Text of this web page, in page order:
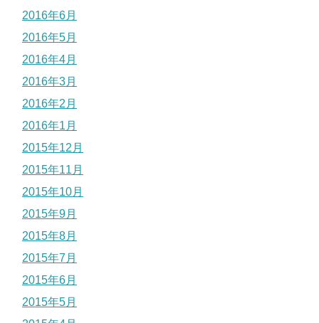
2016年6月
2016年5月
2016年4月
2016年3月
2016年2月
2016年1月
2015年12月
2015年11月
2015年10月
2015年9月
2015年8月
2015年7月
2015年6月
2015年5月